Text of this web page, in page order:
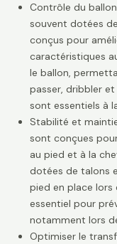
Contrôle du
souvent dotées
conçus pour
caractéristiques
le ballon,
passer, dribbler
sont essentiels à
Stabilité et
sont conçues
au pied et à la
dotées de talons
pied en place lors
essentiel pour
notamment lors
Optimiser le